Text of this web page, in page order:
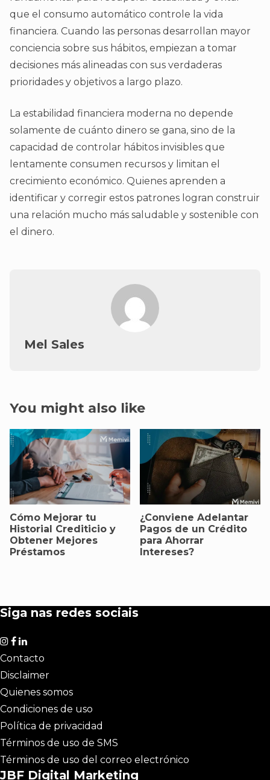
que el consumo automático controle la vida
financiera. Cuando las personas desarrollan mayor
conciencia sobre sus hábitos, empiezan a tomar
decisiones más alineadas con sus verdaderas
prioridades y objetivos a largo plazo.
La estabilidad financiera moderna no depende
solamente de cuánto dinero se gana, sino de la
capacidad de controlar hábitos invisibles que
lentamente consumen recursos y limitan el
crecimiento económico. Quienes aprenden a
identificar y corregir estos patrones logran construir
una relación mucho más saludable y sostenible con
el dinero.
Mel Sales
You might also like
Cómo Mejorar tu
Historial Crediticio y
Obtener Mejores
Préstamos
¿Conviene Adelantar
Pagos de un Crédito
para Ahorrar
Intereses?
Siga nas redes sociais
Contacto
Disclaimer
Quienes somos
Condiciones de uso
Política de privacidad
Términos de uso de SMS
Términos de uso del correo electrónico
JBF Digital Marketing